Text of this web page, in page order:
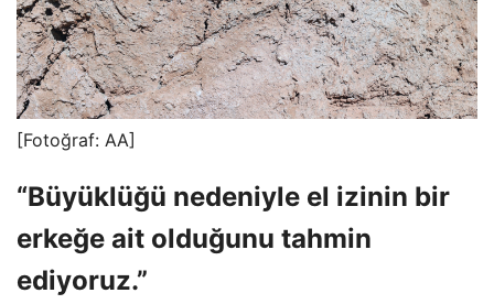
[Fotoğraf: AA]
“Büyüklüğü nedeniyle el izinin bir
erkeğe ait olduğunu tahmin
ediyoruz.”